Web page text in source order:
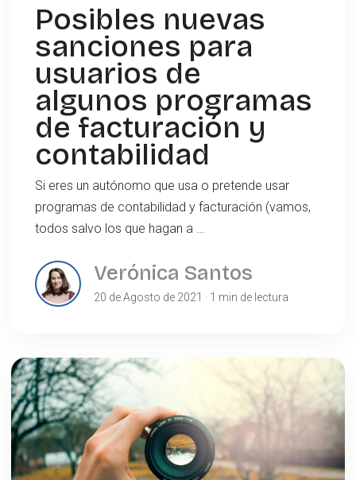
Posibles nuevas
sanciones para
usuarios de
algunos programas
de facturación y
contabilidad
Si eres un autónomo que usa o pretende usar
programas de contabilidad y facturación (vamos,
todos salvo los que hagan a …
Verónica Santos
20 de Agosto de 2021 · 1 min de lectura